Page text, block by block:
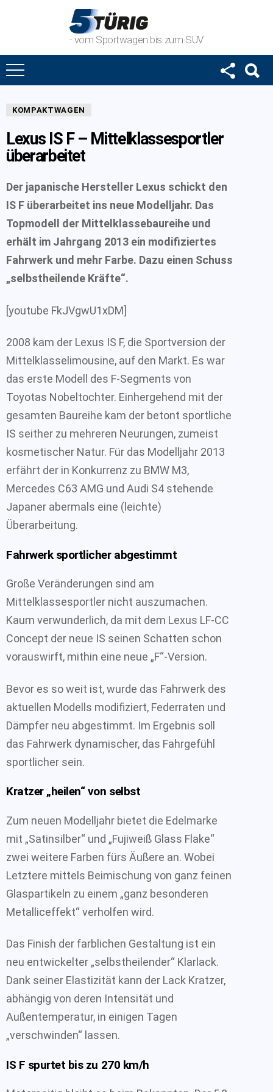
- vom Sportwagen bis zum SUV
KOMPAKTWAGEN
Lexus IS F – Mittelklassesportler
überarbeitet
Der japanische Hersteller Lexus schickt den
IS F überarbeitet ins neue Modelljahr. Das
Topmodell der Mittelklassebaureihe und
erhält im Jahrgang 2013 ein modifiziertes
Fahrwerk und mehr Farbe. Dazu einen Schuss
„selbstheilende Kräfte“.
[youtube FkJVgwU1xDM]
2008 kam der Lexus IS F, die Sportversion der
Mittelklasselimousine, auf den Markt. Es war
das erste Modell des F-Segments von
Toyotas Nobeltochter. Einhergehend mit der
gesamten Baureihe kam der betont sportliche
IS seither zu mehreren Neurungen, zumeist
kosmetischer Natur. Für das Modelljahr 2013
erfährt der in Konkurrenz zu BMW M3,
Mercedes C63 AMG und Audi S4 stehende
Japaner abermals eine (leichte)
Überarbeitung.
Fahrwerk sportlicher abgestimmt
Große Veränderungen sind am
Mittelklassesportler nicht auszumachen.
Kaum verwunderlich, da mit dem Lexus LF-CC
Concept der neue IS seinen Schatten schon
vorauswirft, mithin eine neue „F“-Version.
Bevor es so weit ist, wurde das Fahrwerk des
aktuellen Modells modifiziert, Federraten und
Dämpfer neu abgestimmt. Im Ergebnis soll
das Fahrwerk dynamischer, das Fahrgefühl
sportlicher sein.
Kratzer „heilen“ von selbst
Zum neuen Modelljahr bietet die Edelmarke
mit „Satinsilber“ und „Fujiweiß Glass Flake“
zwei weitere Farben fürs Äußere an. Wobei
Letztere mittels Beimischung von ganz feinen
Glaspartikeln zu einem „ganz besonderen
Metalliceffekt“ verholfen wird.
Das Finish der farblichen Gestaltung ist ein
neu entwickelter „selbstheilender“ Klarlack.
Dank seiner Elastizität kann der Lack Kratzer,
abhängig von deren Intensität und
Außentemperatur, in einigen Tagen
„verschwinden“ lassen.
IS F spurtet bis zu 270 km/h